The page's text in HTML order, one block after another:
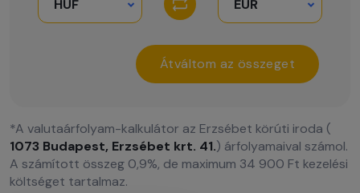
Átváltom az összeget
*A valutaárfolyam-kalkulátor az Erzsébet körúti iroda (
1073 Budapest, Erzsébet krt. 41.) árfolyamaival számol.
A számított összeg 0,9%, de maximum 34 900 Ft kezelési
költséget tartalmaz.